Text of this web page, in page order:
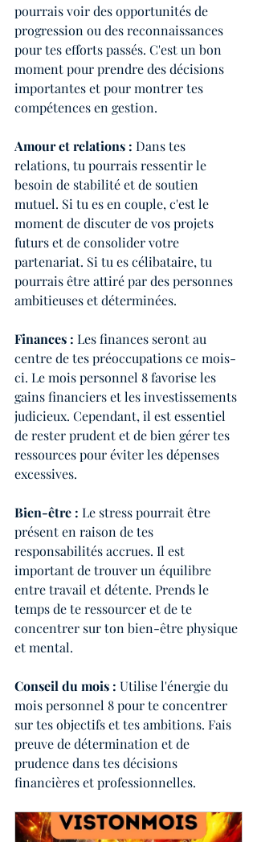
pourrais voir des opportunités de
progression ou des reconnaissances
pour tes efforts passés. C'est un bon
moment pour prendre des décisions
importantes et pour montrer tes
compétences en gestion.
Amour et relations : Dans tes
relations, tu pourrais ressentir le
besoin de stabilité et de soutien
mutuel. Si tu es en couple, c'est le
moment de discuter de vos projets
futurs et de consolider votre
partenariat. Si tu es célibataire, tu
pourrais être attiré par des personnes
ambitieuses et déterminées.
Finances : Les finances seront au
centre de tes préoccupations ce mois-
ci. Le mois personnel 8 favorise les
gains financiers et les investissements
judicieux. Cependant, il est essentiel
de rester prudent et de bien gérer tes
ressources pour éviter les dépenses
excessives.
Bien-être : Le stress pourrait être
présent en raison de tes
responsabilités accrues. Il est
important de trouver un équilibre
entre travail et détente. Prends le
temps de te ressourcer et de te
concentrer sur ton bien-être physique
et mental.
Conseil du mois : Utilise l'énergie du
mois personnel 8 pour te concentrer
sur tes objectifs et tes ambitions. Fais
preuve de détermination et de
prudence dans tes décisions
financières et professionnelles.